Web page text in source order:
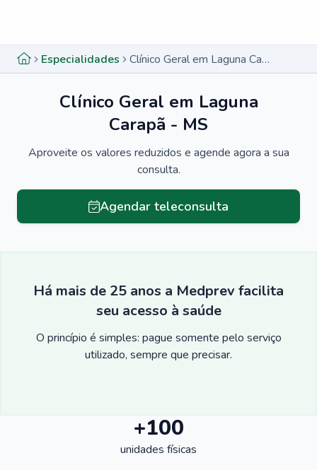
Especialidades Clínico Geral em Laguna Carapã - MS
Clínico Geral em Laguna
Carapã - MS
Aproveite os valores reduzidos e agende agora a sua
consulta.
Agendar teleconsulta
Há mais de 25 anos a Medprev facilita
seu acesso à saúde
O princípio é simples: pague somente pelo serviço
utilizado, sempre que precisar.
+100
unidades físicas